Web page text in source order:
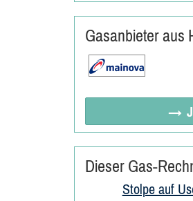
Gasanbieter aus
→
Dieser Gas-
Stolpe auf